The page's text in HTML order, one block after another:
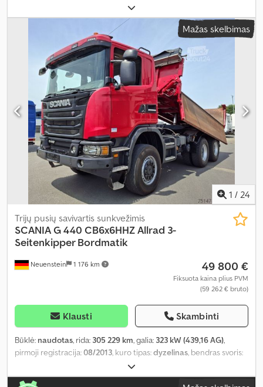
automatinis
spalva:balta, stabdžiai:retarderis, Gamybos metai:2017, Įranga:
ABS, autonominis šildytuvas, oro kondicionavimas,
Mažas skelbimas
1 / 24
Neuenstein 1 176 km
Trijų pusių savivartis sunkvežimis
SCANIAG 440 CB6x6HHZ Allrad 3-
Seitenkipper Bordmatik
49 800 €
Fiksuota kaina plius PVM
(59 262 € bruto)
Klausti Skambinti
Būklė: naudotas, rida: 305 229 km, galia: 323 kW (439,16 AG),
pirmoji registracija:08/2013 , kuro tipas:dyzelinas , bendras svoris:
3 ašys
spalva:raudona, pavaros tipas:mechaninis, emisijos klasė:Euro 5,